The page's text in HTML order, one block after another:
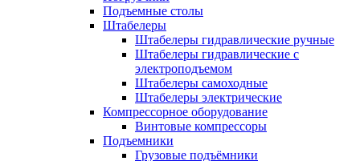
Подъемные столы
Штабелеры
Штабелеры гидравлические ручные
Штабелеры гидравлические с
электроподъемом
Штабелеры самоходные
Штабелеры электрические
Компрессорное оборудование
Винтовые компрессоры
Подъемники
Грузовые подъёмники